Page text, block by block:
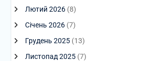
Лютий 2026(8)
Січень 2026(7)
Грудень 2025(13)
Листопад 2025(7)